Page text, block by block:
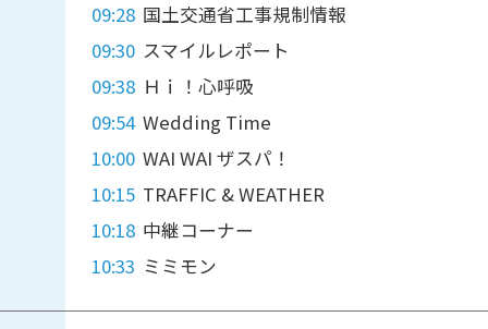
09:28 国土交通省工事規制情報
09:30 スマイルレポート
09:38 Ｈｉ！心呼吸
09:54 Wedding Time
10:00 WAI WAI ザスパ！
10:15 TRAFFIC & WEATHER
10:18 中継コーナー
10:33 ミミモン